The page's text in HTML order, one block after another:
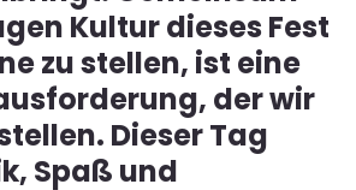
Kultur dieses Fest
zu stellen, ist eine
der wir
Dieser Tag
Spaß und